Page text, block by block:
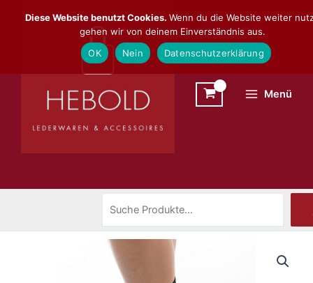
Inhalt
Menü
Diese Website benutzt Cookies. Wenn du die Website weiter
gehen wir von deinem Einverständnis aus.
OK
Nein Datenschutzerklärung